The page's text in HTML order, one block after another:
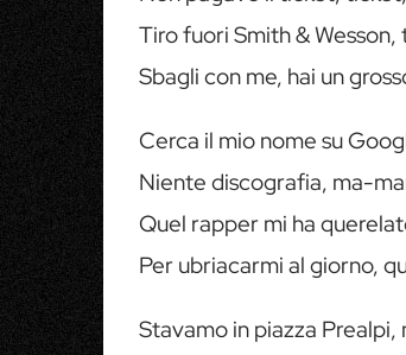
Tiro fuori Smith &
Sbagli con me, hai un
Cerca il mio nome su
Niente discografia, ma-
Quel rapper mi ha
Per ubriacarmi al giorno,
Stavamo in piazza